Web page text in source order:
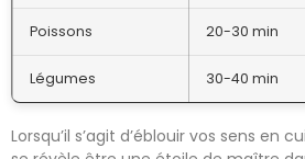
Poissons 20-30 min
Légumes 30-40 min
Lorsqu’il s’agit d’éblouir vos sens en